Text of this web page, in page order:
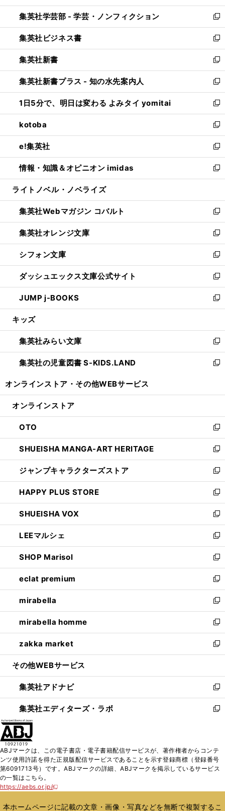
開
く
ウ
で
開
く
ン
ド
ウ
で
開
く
ウ
ィ
ン
ド
ウ
で
開
く
集英社学芸部 - 学芸・ノンフィクション
新
し
い
ウ
ィ
ン
ド
ウ
で
開
く
集英社ビジネス書
新
し
い
ウ
ィ
ン
ド
ウ
で
開
く
集英社新書
新
し
い
ウ
ィ
ン
ド
ウ
で
開
く
集英社新書プラス - 知の水先案内人
新
し
い
ウ
ィ
ン
ド
ウ
で
開
1日5分で、明日は変わる よみタイ yomitai
新
し
い
ウ
ィ
ン
ド
ウ
開
く
kotoba
新
し
い
ウ
ィ
ン
ウ
で
開
く
e!集英社
新
し
い
ウ
ン
ド
ウ
で
開
く
情報・知識＆オピニオン imidas
新
し
ウ
ィ
ン
ド
ウ
で
開
く
ライトノベル・ノベライズ
集英社Webマガジン コバルト
新
し
い
ウ
ィ
ン
ド
ウ
で
開
集英社オレンジ文庫
新
し
い
ウ
ィ
ン
ド
ウ
開
く
シフォン文庫
新
し
い
ウ
ィ
ン
ウ
で
開
く
ダッシュエックス文庫公式サイト
新
し
い
ウ
ン
ド
ウ
で
JUMP j-BOOKS
新
し
ウ
ィ
ン
ド
開
キッズ
集英社みらい文庫
新
し
い
ン
ウ
で
開
く
集英社の児童図書 S-KIDS.LAND
新
ウ
ン
ド
ウ
で
開
く
オンラインストア・ その他WEBサービス
オンラインストア
OTO
新
し
い
ウ
ィ
ン
ド
ウ
で
開
く
SHUEISHA MANGA-ART HERITAGE
新
し
い
ウ
ィ
ン
ド
ウ
で
開
く
ジャンプキャラクターズストア
新
し
い
ウ
ィ
ン
ド
ウ
で
開
く
HAPPY PLUS STORE
新
し
い
ウ
ィ
ン
ド
ウ
で
開
く
SHUEISHA VOX
新
し
い
ウ
ィ
ン
ド
ウ
で
開
く
LEEマルシェ
新
し
い
ウ
ィ
ン
ド
ウ
で
開
く
SHOP Marisol
新
し
い
ウ
ィ
ン
ド
ウ
で
開
eclat premium
新
し
い
ウ
ィ
ン
ド
ウ
開
く
mirabella
新
し
い
ウ
ィ
ン
ウ
で
開
く
mirabella homme
新
し
い
ウ
ン
ド
ウ
で
zakka market
新
し
ウ
ィ
ン
ド
く
その他WEBサービス
集英社アドナビ
新
し
い
ド
ウ
で
集英社エディターズ・ラボ
新
ィ
ン
ド
開
ABJマークは、この電子書店・電子書籍配信サービスが、著作権者からコンテ
ンツ使用許諾を得た正規版配信サービスであることを示す登録商標（登録番号
第6091713号）です。ABJマークの詳細、ABJマークを掲示しているサービス
の一覧はこちら。
https://aebs.or.jp/
新
い
本ホームページに記載の文章・画像・写真などを無断で複製するこ